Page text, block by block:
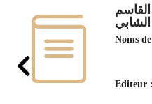
الشابي
Noms
Editeur :